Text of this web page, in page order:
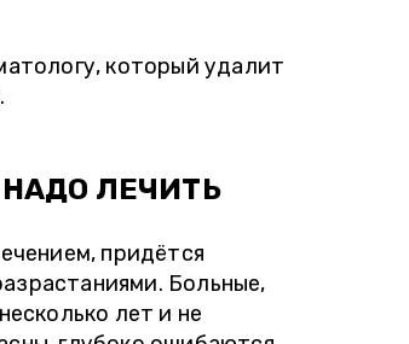
который удалит
ЛЕЧИТЬ
придётся
Больные,
лет и не